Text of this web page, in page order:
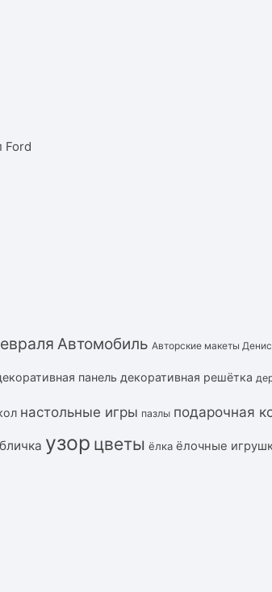
Автомобиль Авторские макеты
панель декоративная решётка
настольные игры пазлы подарочная
узор цветы ёлка ёлочные